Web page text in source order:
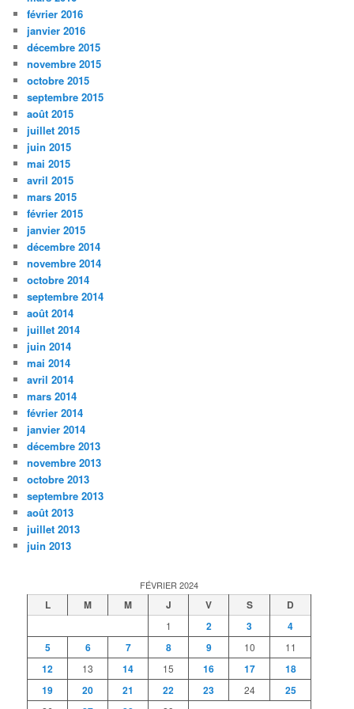
février 2016
janvier 2016
décembre 2015
novembre 2015
octobre 2015
septembre 2015
août 2015
juillet 2015
juin 2015
mai 2015
avril 2015
mars 2015
février 2015
janvier 2015
décembre 2014
novembre 2014
octobre 2014
septembre 2014
août 2014
juillet 2014
juin 2014
mai 2014
avril 2014
mars 2014
février 2014
janvier 2014
décembre 2013
novembre 2013
octobre 2013
septembre 2013
août 2013
juillet 2013
juin 2013
FÉVRIER 2024
L M M J V S D
1 2 3
4
5
6 7 8 9 10 11
12 13 14 15 16 17
18
19
20 21 22 23 24 25